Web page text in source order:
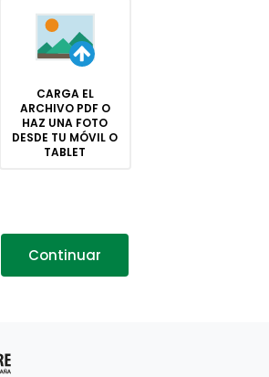
CARGA EL
ARCHIVO PDF O
HAZ UNA FOTO
DESDE TU MÓVIL O
TABLET
Continuar